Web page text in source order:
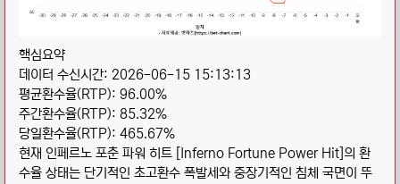
핵심요약
데이터 수신시간: 2026-06-15 15:13:13
평균환수율(RTP): 96.00%
주간환수율(RTP): 85.32%
당일환수율(RTP): 465.67%
현재 인페르노 포춘 파워 히트 [Inferno Fortune Power Hit]의 환
수율 상태는 단기적인 초고환수 폭발세와 중장기적인 침체 국면이 뚜